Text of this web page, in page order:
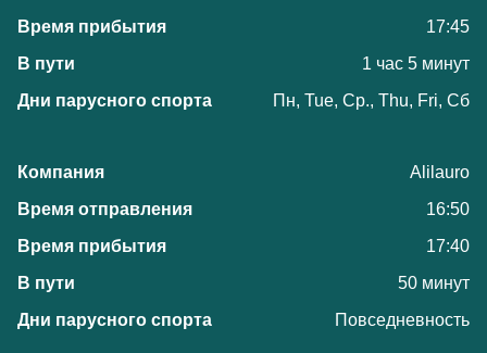
17:45
1 час 5 минут
Пн, Tue, Ср., Thu, Fri, Сб
Alilauro
16:50
17:40
50 минут
Повседневность